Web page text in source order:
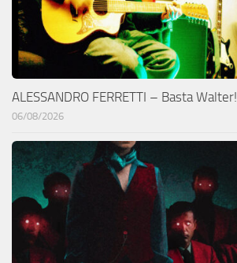
ALESSANDRO FERRETTI – Basta Walter!
06/08/2026